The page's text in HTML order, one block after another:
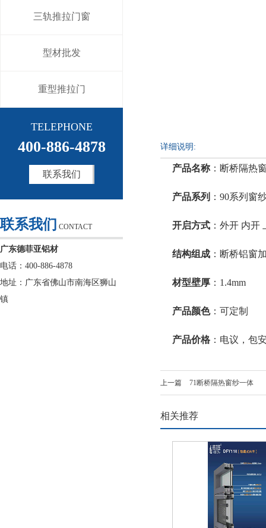
三轨推拉门窗
型材批发
重型推拉门
TELEPHONE
400-886-4878
联系我们
联系我们 CONTACT
广东德菲亚铝材
电话：400-886-4878
地址：广东省佛山市南海区狮山
镇
详细说明:
产品名称 ：断桥隔热
产品系列 ：90系列
开启方式 ：外开 内开
结构组成 ：断桥铝窗
材型壁厚 ：1.4mm
产品颜色：可定制
产品价格 ：电议，包
上一篇 71断桥隔热窗纱一体
相关推荐